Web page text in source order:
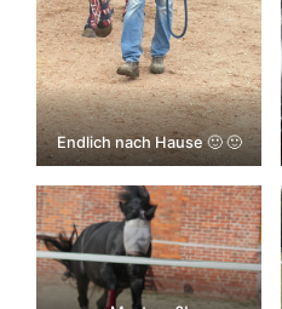
Endlich nach Hause 🙂 🙂